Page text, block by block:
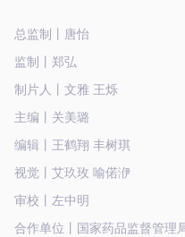
总监制丨唐怡
监制丨郑弘
制片人丨文雅 王烁
主编丨关美璐
编辑丨王鹤翔 丰树琪
视觉丨艾玖玫 喻偌洢
审校丨左中明
合作单位丨国家药品监督管理